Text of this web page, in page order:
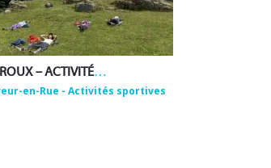
EMMANUEL ROUX – ACTIVITÉS DE BIEN-ÊTRE ET DE PLEINE NATURE
en-Rue - Activités sportives